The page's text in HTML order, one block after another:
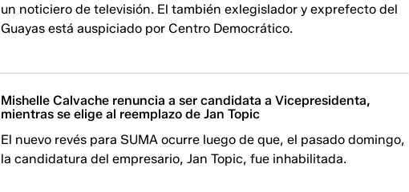
un noticiero de televisión. El también exlegislador y exprefecto del
Guayas está auspiciado por Centro Democrático.
Mishelle Calvache renuncia a ser candidata a Vicepresidenta,
mientras se elige al reemplazo de Jan Topic
El nuevo revés para SUMA ocurre luego de que, el pasado domingo,
la candidatura del empresario, Jan Topic, fue inhabilitada.